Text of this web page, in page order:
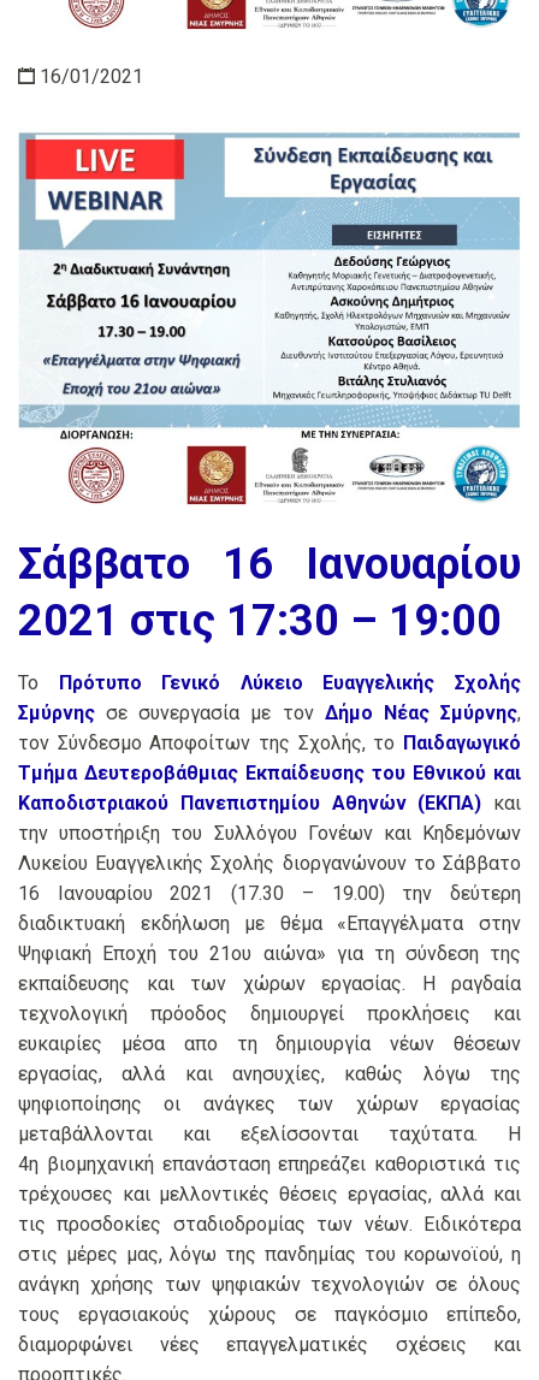
16/01/2021
Σάββατο 16 Ιανουαρίου
2021 στις 17:30 – 19:00
Το Πρότυπο Γενικό Λύκειο Ευαγγελικής Σχολής
Σμύρνης σε συνεργασία με τον Δήμο Νέας Σμύρνης,
τον Σύνδεσμο Αποφοίτων της Σχολής, το Παιδαγωγικό
Τμήμα Δευτεροβάθμιας Εκπαίδευσης του Εθνικού και
Καποδιστριακού Πανεπιστημίου Αθηνών (ΕΚΠΑ) και
την υποστήριξη του Συλλόγου Γονέων και Κηδεμόνων
Λυκείου Ευαγγελικής Σχολής διοργανώνουν το Σάββατο
16 Ιανουαρίου 2021 (17.30 – 19.00) την δεύτερη
διαδικτυακή εκδήλωση με θέμα «Επαγγέλματα στην
Ψηφιακή Εποχή του 21ου αιώνα» για τη σύνδεση της
εκπαίδευσης και των χώρων εργασίας. Η ραγδαία
τεχνολογική πρόοδος δημιουργεί προκλήσεις και
ευκαιρίες μέσα απο τη δημιουργία νέων θέσεων
εργασίας, αλλά και ανησυχίες, καθώς λόγω της
ψηφιοποίησης οι ανάγκες των χώρων εργασίας
μεταβάλλονται και εξελίσσονται ταχύτατα. Η
4η βιομηχανική επανάσταση επηρεάζει καθοριστικά τις
τρέχουσες και μελλοντικές θέσεις εργασίας, αλλά και
τις προσδοκίες σταδιοδρομίας των νέων. Ειδικότερα
στις μέρες μας, λόγω της πανδημίας του κορωνοϊού, η
ανάγκη χρήσης των ψηφιακών τεχνολογιών σε όλους
τους εργασιακούς χώρους σε παγκόσμιο επίπεδο,
διαμορφώνει νέες επαγγελματικές σχέσεις και
προοπτικές.